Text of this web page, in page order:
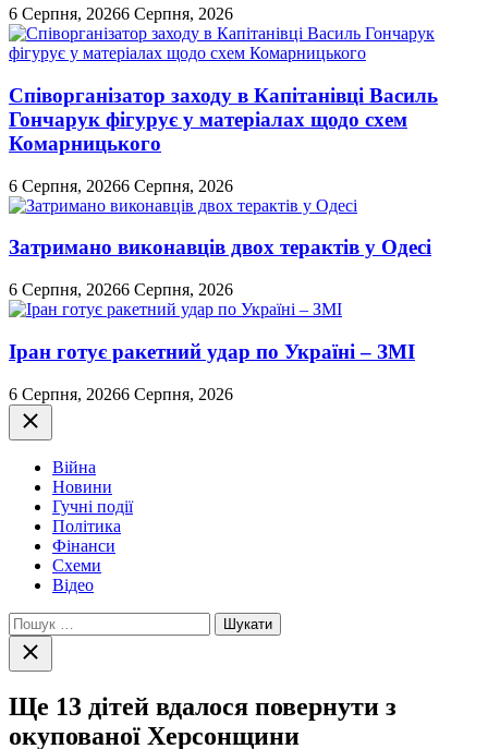
6 Серпня, 20266 Серпня, 2026
Співорганізатор заходу в Капітанівці Василь
Гончарук фігурує у матеріалах щодо схем
Комарницького
6 Серпня, 20266 Серпня, 2026
Затримано виконавців двох терактів у Одесі
6 Серпня, 20266 Серпня, 2026
Іран готує ракетний удар по Україні – ЗМІ
6 Серпня, 20266 Серпня, 2026
Закрити
Війна
Новини
Гучні події
Політика
Фінанси
Схеми
Відео
Пошук:
Закрити
пошук
Ще 13 дітей вдалося повернути з
окупованої Херсонщини